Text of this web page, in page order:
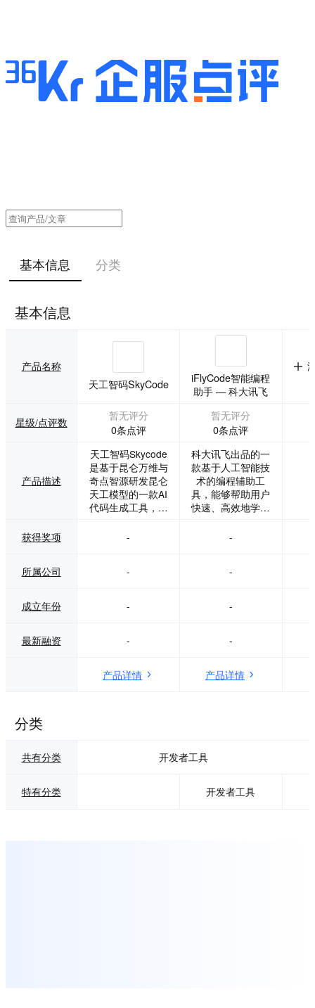
基本信息 分类
基本信息
产品名称
天工智码SkyCode
iFlyCode智能编程
助手 — 科大讯飞
星级/点评数
暂无评分
0条点评
暂无评分
0条点评
产品描述
天工智码Skycode
是基于昆仑万维与
奇点智源研发昆仑
天工模型的一款AI
代码生成工具，AI
科大讯飞出品的一
款基于人工智能技
术的编程辅助工
具，能够帮助用户
快速、高效地学习
获得奖项
- -
所属公司 - -
成立年份 - -
最新融资 - -
产品详情 产品详情
分类
共有分类 开发者工具
特有分类 开发者工具